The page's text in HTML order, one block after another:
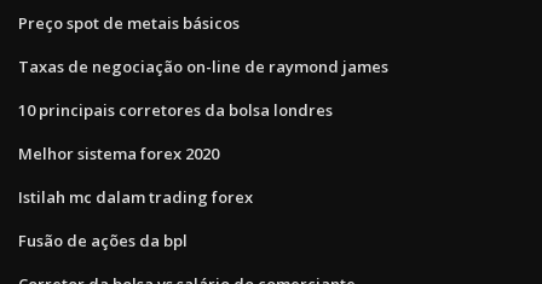
Preço spot de metais básicos
Taxas de negociação on-line de raymond james
10 principais corretores da bolsa londres
Melhor sistema forex 2020
Istilah mc dalam trading forex
Fusão de ações da bpl